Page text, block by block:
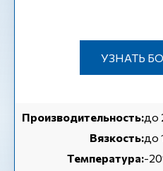
УЗНАТЬ
Производительность:до
Вязкость:до
Температура:-